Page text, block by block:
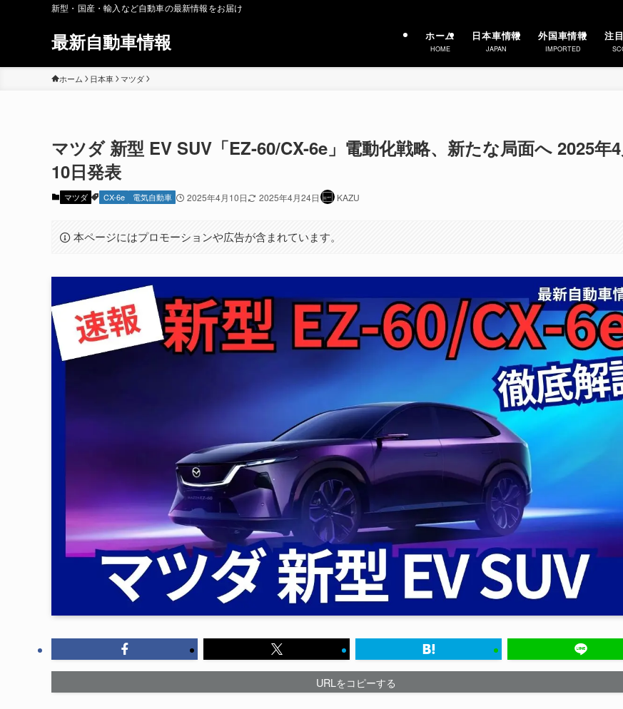
新型・国産・輸入など自動車の最新情報をお届け
最新自動車情報 ホーム
HOME
日本車情報
JAPAN
外国車情報
IMPORTED
注
ホーム 日本車 マツダ
マツダ 新型 EV SUV「EZ-60/CX-6e」電動化戦略、新たな局面へ 2025年4
10日発表
マツダ CX-6e 電気自動車 2025年4月10日 2025年4月24日 KAZU
本ページにはプロモーションや広告が含まれています。
URLをコピーする